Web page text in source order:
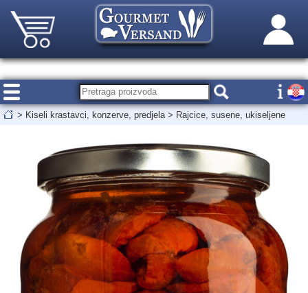
> Kiseli krastavci, konzerve, predjela > Rajcice, susene, ukiseljene